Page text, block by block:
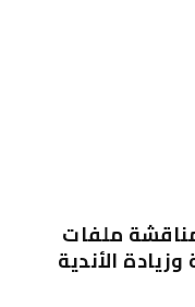
ملفات
الأندية